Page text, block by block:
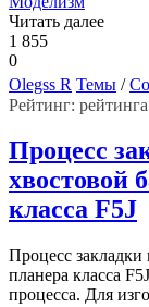
Читать далее
1 855
0
Olegss R Темы /
Рейтинг:
Процесс
хвостовой
класса F5J
Процесс закладки
планера класса
процесса. Для